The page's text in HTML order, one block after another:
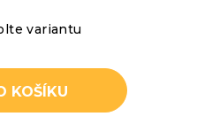
variantu
KOŠÍKU